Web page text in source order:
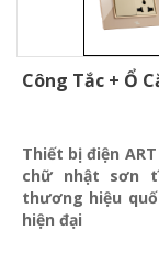
Công Tắc + Ổ
Thiết bị điện
chữ nhật sơn
thương hiệu
hiện đại